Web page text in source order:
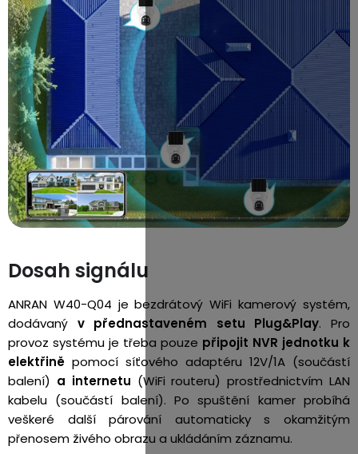
Dosah signálu
ANRAN W40-Q04 je bezdrátový WiFi kamerový systém,
dodávaný v přednastaveném setu Plug&Play. Pro
provoz systému je třeba pouze připojit NVR jednotku k
elektřině pomocí síťového adaptéru 12V/1A (součástí
balení) a internetu (WiFi routeru) prostřednictvím LAN
kabelu (součástí balení). Po spuštění kamer probíhá
veškeré další párování automaticky s okamžitým
přenosem živého obrazu a ukládáním záznamu.